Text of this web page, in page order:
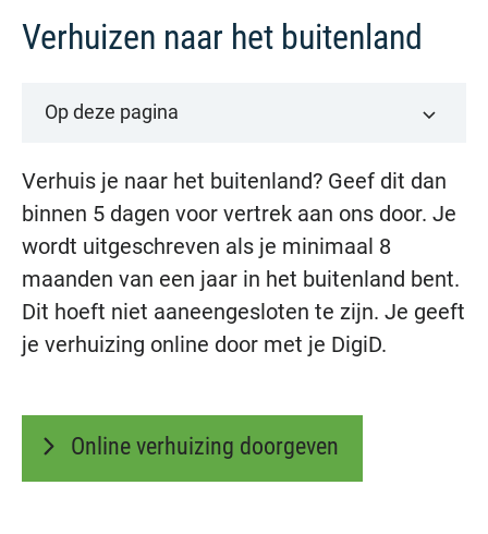
Verhuizen naar het buitenland
Verhuis je naar het buitenland? Geef dit dan
binnen 5 dagen voor vertrek aan ons door. Je
wordt uitgeschreven als je minimaal 8
maanden van een jaar in het buitenland bent.
Dit hoeft niet aaneengesloten te zijn. Je geeft
je verhuizing online door met je DigiD.
Online verhuizing doorgeven
Op deze pagina